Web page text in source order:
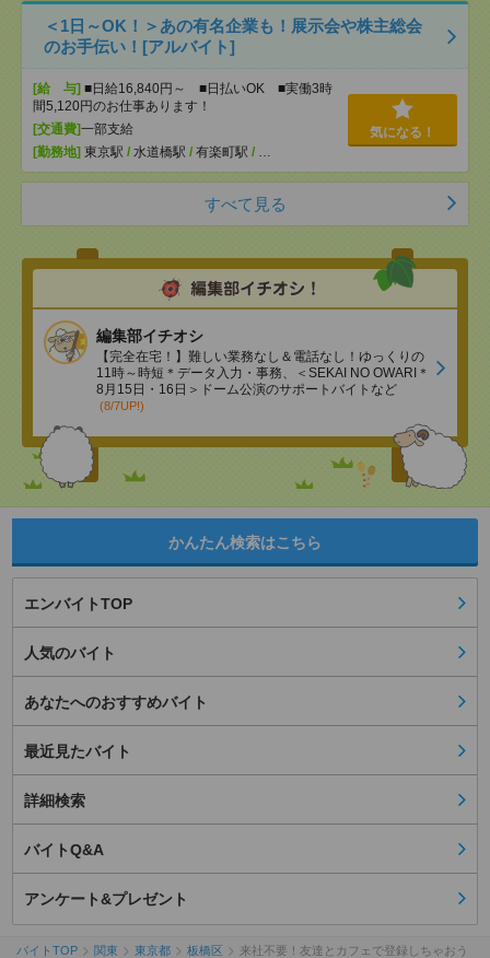
＜1日～OK！＞あの有名企業も！展示会や株主総会
のお手伝い！[アルバイト]
[給 与] ■日給16,840円～ ■日払いOK ■実働3時
間5,120円のお仕事あります！
[交通費]一部支給
[勤務地] 東京駅 / 水道橋駅 / 有楽町駅 / …
気になる！
すべて見る
編集部イチオシ
【完全在宅！】難しい業務なし＆電話なし！ゆっくりの
11時～時短＊データ入力・事務、＜SEKAI NO OWARI＊
8月15日・16日＞ドーム公演のサポートバイトなど
(8/7UP!)
かんたん検索はこちら
エンバイトTOP
人気のバイト
あなたへのおすすめバイト
最近見たバイト
詳細検索
バイトQ&A
アンケート&プレゼント
バイトTOP 関東 東京都 板橋区 来社不要！友達とカフェで登録しちゃおう